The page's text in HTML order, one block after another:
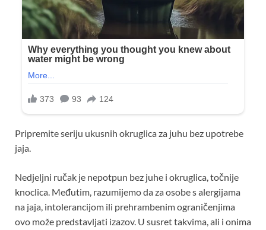
Pripremite seriju ukusnih okruglica za juhu bez upotrebe
jaja.
Nedjeljni ručak je nepotpun bez juhe i okruglica, točnije
knoclica. Međutim, razumijemo da za osobe s alergijama
na jaja, intolerancijom ili prehrambenim ograničenjima
ovo može predstavljati izazov. U susret takvima, ali i onima